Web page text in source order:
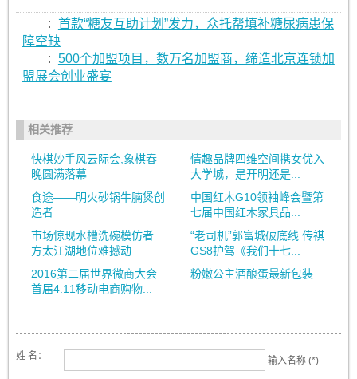
: 首款“糖友互助计划”发力，众托帮填补糖尿病患保
障空缺
: 500个加盟项目，数万名加盟商，缔造北京连锁加
盟展会创业盛宴
相关推荐
快棋妙手风云际会,象棋春
晚圆满落幕
情趣品牌四维空间携女优入
大学城，是开明还是...
食途——明火砂锅牛腩煲创
造者
中国红木G10领袖峰会暨第
七届中国红木家具品...
市场惊现水槽洗碗模仿者
方太江湖地位难撼动
“老司机”郭富城破底线 传祺
GS8护驾《我们十七...
2016第二届世界微商大会
首届4.11移动电商购物...
粉嫩公主酒酿蛋最新包装
姓 名： 输入名称 (*)